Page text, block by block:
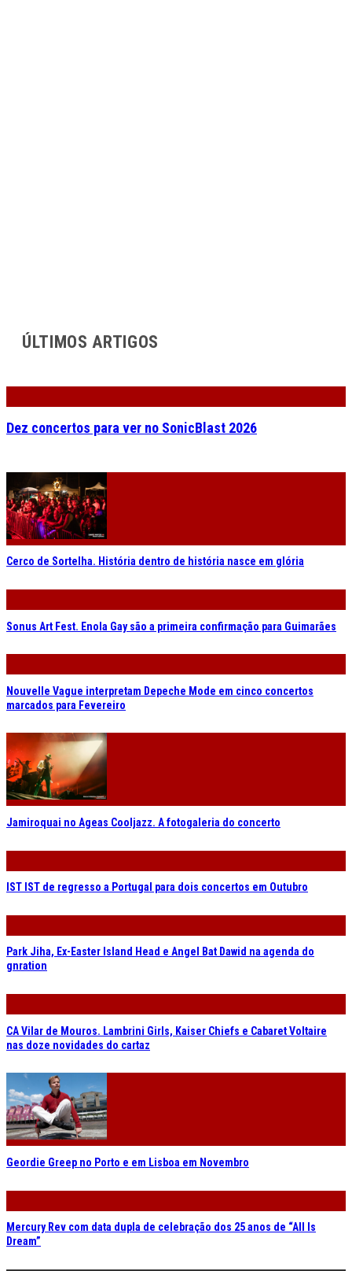
ÚLTIMOS ARTIGOS
Dez concertos para ver no SonicBlast 2026
Cerco de Sortelha. História dentro de história nasce em glória
Sonus Art Fest. Enola Gay são a primeira confirmação para Guimarães
Nouvelle Vague interpretam Depeche Mode em cinco concertos
marcados para Fevereiro
Jamiroquai no Ageas Cooljazz. A fotogaleria do concerto
IST IST de regresso a Portugal para dois concertos em Outubro
Park Jiha, Ex-Easter Island Head e Angel Bat Dawid na agenda do
gnration
CA Vilar de Mouros. Lambrini Girls, Kaiser Chiefs e Cabaret Voltaire
nas doze novidades do cartaz
Geordie Greep no Porto e em Lisboa em Novembro
Mercury Rev com data dupla de celebração dos 25 anos de “All Is
Dream”